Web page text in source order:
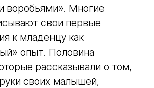
воробьями». Многие
свои первые
к младенцу как
опыт. Половина
рассказывали о том,
своих малышей,